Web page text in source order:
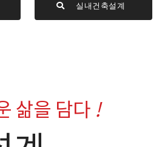
실내건축설계
삶을 담다 !